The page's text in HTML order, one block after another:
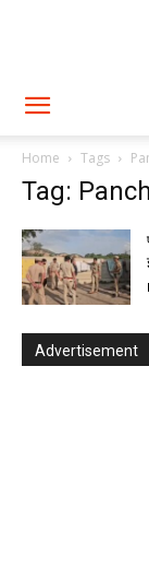
Home Tags
Tag:
Advertisement